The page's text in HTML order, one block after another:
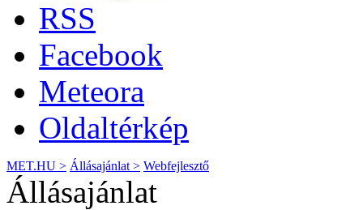
RSS
Facebook
Meteora
Oldaltérkép
MET.HU > Állásajánlat > Webfejlesztő
Állásajánlat